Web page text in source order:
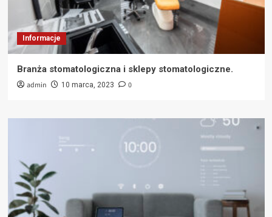
Informacje
Branża stomatologiczna i sklepy stomatologiczne.
admin 10 marca, 2023 0